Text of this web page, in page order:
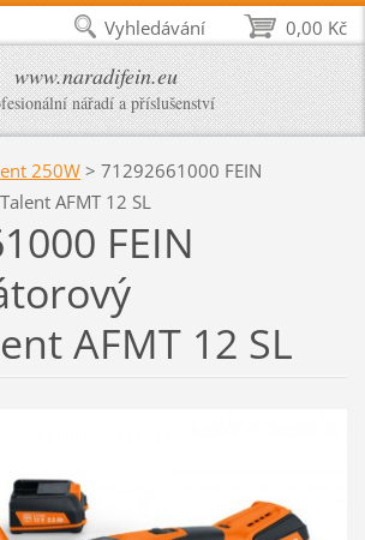
www.naradifein.eu
nářadí a příslušenství
250W > 71292661000 FEIN
AFMT 12 SL
FEIN
AFMT 12 SL
0,00 Kč
Vyhledávání